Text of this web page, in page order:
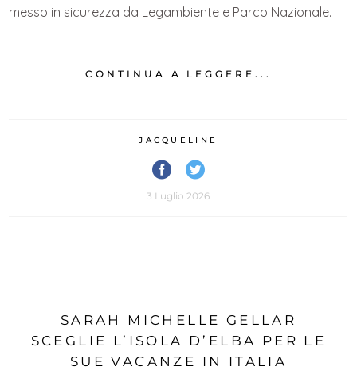
messo in sicurezza da Legambiente e Parco Nazionale.
CONTINUA A LEGGERE...
JACQUELINE
3 Luglio 2026
SARAH MICHELLE GELLAR
SCEGLIE L’ISOLA D’ELBA PER LE
SUE VACANZE IN ITALIA